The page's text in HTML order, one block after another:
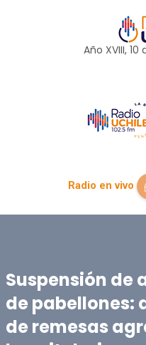
Año XVIII, 10
Radio en vivo
Suspensión de
de pabellones:
de remesas